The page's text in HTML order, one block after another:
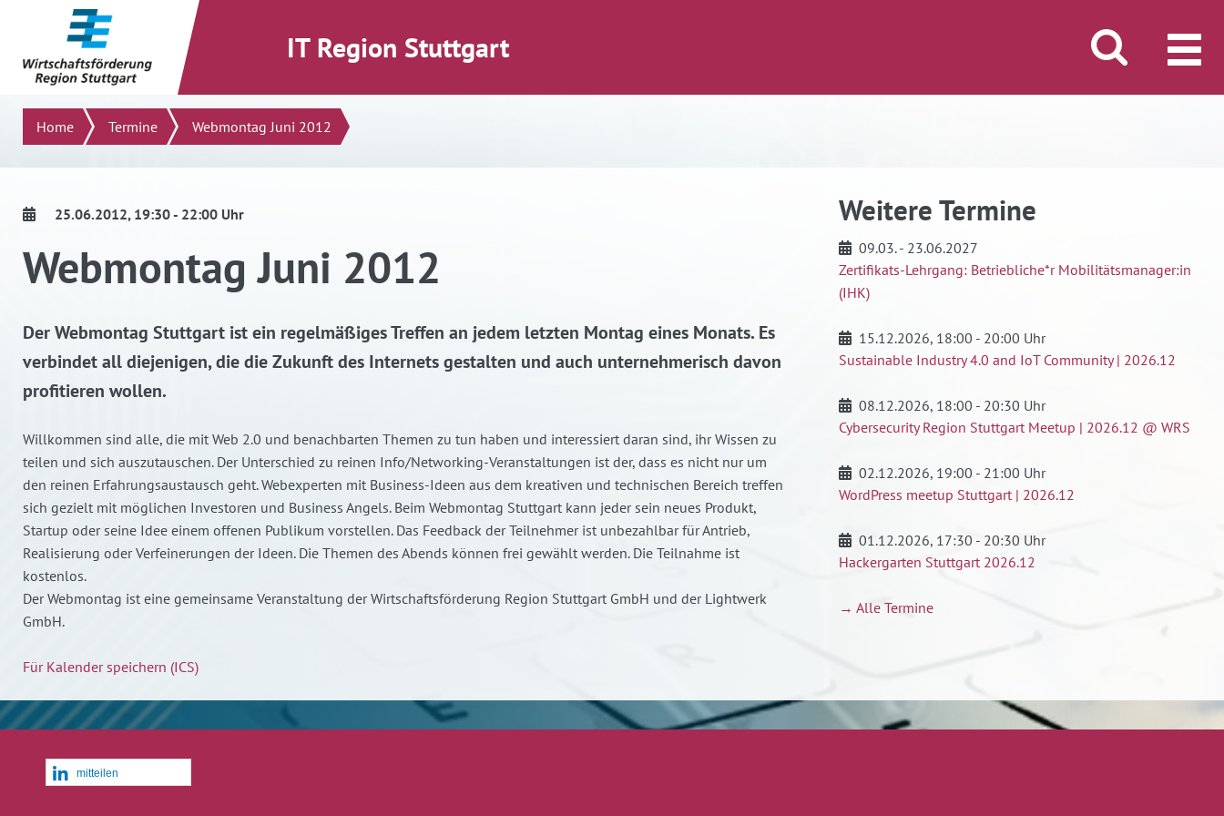
direkt zum Inhalt dieser Seite
direkt zum Menü springen
IT Region Stuttgart Suche öffnen/
Suchen
Home Termine Webmontag Juni 2012
25.06.2012, 19:30 - 22:00 Uhr
Webmontag Juni 2012
Der Webmontag Stuttgart ist ein regelmäßiges Treffen an jedem letzten Montag eines Monats. Es
verbindet all diejenigen, die die Zukunft des Internets gestalten und auch unternehmerisch davon
profitieren wollen.
Willkommen sind alle, die mit Web 2.0 und benachbarten Themen zu tun haben und interessiert daran sind, ihr Wissen zu
teilen und sich auszutauschen. Der Unterschied zu reinen Info/Networking-Veranstaltungen ist der, dass es nicht nur um
den reinen Erfahrungsaustausch geht. Webexperten mit Business-Ideen aus dem kreativen und technischen Bereich treffen
sich gezielt mit möglichen Investoren und Business Angels. Beim Webmontag Stuttgart kann jeder sein neues Produkt,
Startup oder seine Idee einem offenen Publikum vorstellen. Das Feedback der Teilnehmer ist unbezahlbar für Antrieb,
Realisierung oder Verfeinerungen der Ideen. Die Themen des Abends können frei gewählt werden. Die Teilnahme ist
kostenlos.
Der Webmontag ist eine gemeinsame Veranstaltung der Wirtschaftsförderung Region Stuttgart GmbH und der Lightwerk
GmbH.
Für Kalender speichern (ICS)
Weitere Termine
09.03. - 23.06.2027
Zertifikats-Lehrgang: Betriebliche*r Mobilitätsmanager:in
(IHK)
15.12.2026, 18:00 - 20:00 Uhr
Sustainable Industry 4.0 and IoT Community | 2026.12
08.12.2026, 18:00 - 20:30 Uhr
Cybersecurity Region Stuttgart Meetup | 2026.12 @ WRS
02.12.2026, 19:00 - 21:00 Uhr
WordPress meetup Stuttgart | 2026.12
01.12.2026, 17:30 - 20:30 Uhr
Hackergarten Stuttgart 2026.12
→ Alle Termine
mitteilen